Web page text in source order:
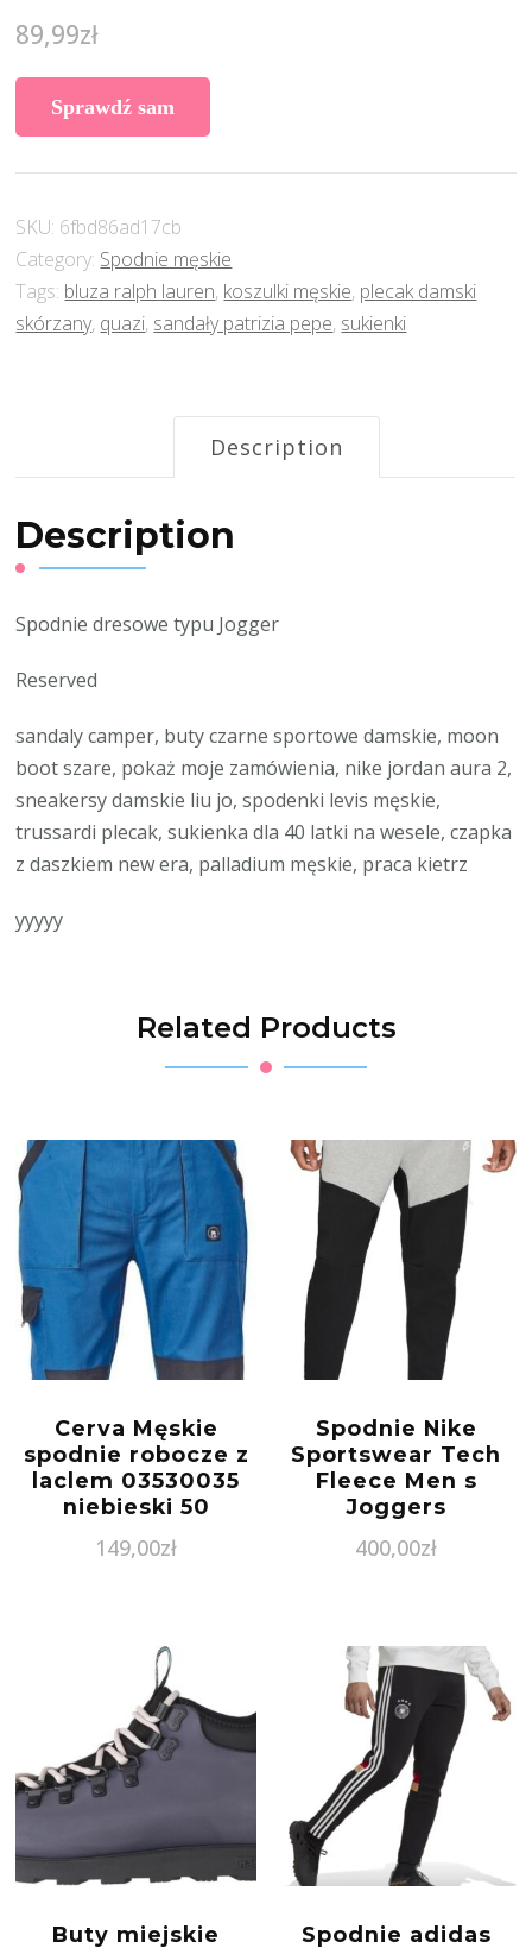
89,99zł
Sprawdź sam
SKU: 6fbd86ad17cb
Category: Spodnie męskie
Tags: bluza ralph lauren, koszulki męskie, plecak damski
skórzany, quazi, sandały patrizia pepe, sukienki
Description
Description
Spodnie dresowe typu Jogger
Reserved
sandaly camper, buty czarne sportowe damskie, moon
boot szare, pokaż moje zamówienia, nike jordan aura 2,
sneakersy damskie liu jo, spodenki levis męskie,
trussardi plecak, sukienka dla 40 latki na wesele, czapka
z daszkiem new era, palladium męskie, praca kietrz
yyyyy
Related Products
Cerva Męskie
spodnie robocze z
laclem 03530035
niebieski 50
149,00zł
Spodnie Nike
Sportswear Tech
Fleece Men s
Joggers
400,00zł
Buty miejskie Spodnie adidas